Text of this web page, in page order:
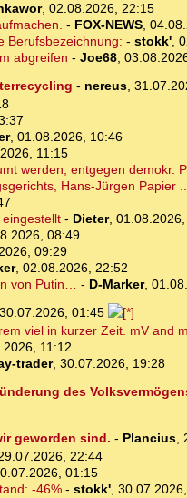
, 02.08.2026, 22:15
- FOX-NEWS,
Berufsbezeichnung: - stokk',
abgreifen - Joe68,
- nereus,
, 01.08.2026, 10:46
11:15
werden, entgegen demokr.
Hans-Jürgen Papier
- Dieter,
08:49
09:29
, 02.08.2026, 22:52
von Putin… - D-Marker,
30.07.2026, 01:45
viel in kurzer Zeit. mV and
11:12
trader, 30.07.2026, 19:28
des
geworden sind. - Plancius,
22:44
01:15
-46%- stokk',